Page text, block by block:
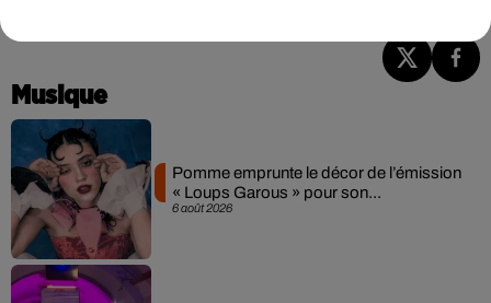
Musique
6 août 2026
Pomme emprunte le décor de l’émission
« Loups Garous » pour son...